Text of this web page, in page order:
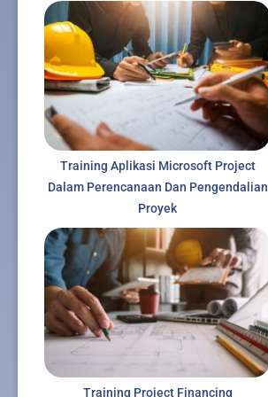
Training Aplikasi Microsoft Project
Dalam Perencanaan Dan Pengendalian
Proyek
Training Project Financing